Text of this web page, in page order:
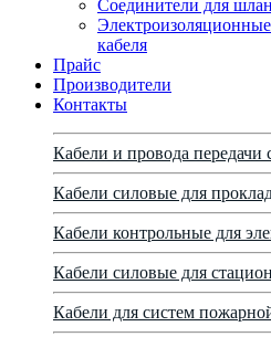
Соединители для
кабеля
Прайс
Производители
Контакты
Кабели и провода передачи
Кабели силовые для
Кабели контрольные для
Кабели силовые для
Кабели для систем